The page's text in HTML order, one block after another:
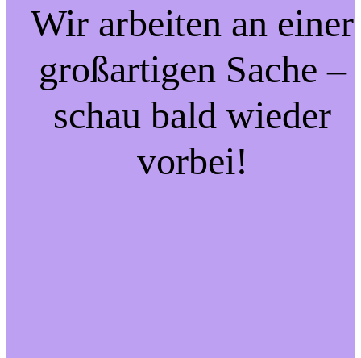
Wir arbeiten an einer
großartigen Sache –
schau bald wieder
vorbei!